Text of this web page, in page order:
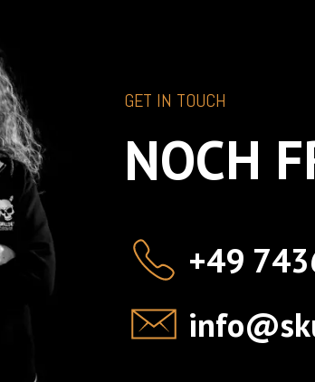
GET IN TOUCH
NOCH
+49